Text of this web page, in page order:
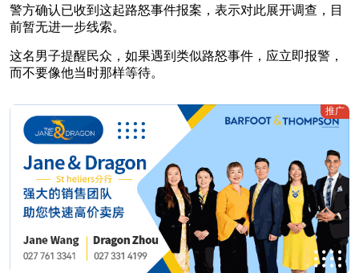
警方确认已收到这起路怒事件报案，表示对此展开调查，目
前暂无进一步线索。
这名男子提醒民众，如果遇到类似路怒事件，应立即报警，
而不要像他当时那样等待。
推广